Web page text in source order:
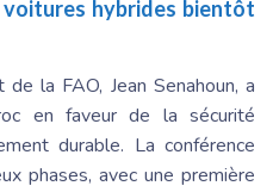
voitures hybrides bientôt
la FAO, Jean Senahoun, a
en faveur de la sécurité
durable. La conférence
phases, avec une première